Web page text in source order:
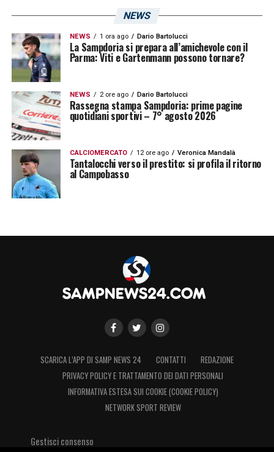
NEWS
NEWS 1 ora ago Dario Bartolucci
La Sampdoria si prepara all’amichevole con il
Parma: Viti e Gartenmann possono tornare?
NEWS 2 ore ago Dario Bartolucci
Rassegna stampa Sampdoria: prime pagine
quotidiani sportivi – 7° agosto 2026
CALCIOMERCATO 12 ore ago Veronica Mandalà
Tantalocchi verso il prestito: si profila il ritorno
al Campobasso
SCARICA L’APP DI SAMP NEWS 24 CONTATTI
REDAZIONE
PRIVACY POLICY E TRATTAMENTO DEI DATI PERSONALI
INFORMATIVA ESTESA SUI COOKIE (COOKIE POLICY)
NETWORK SPORT REVIEW
Gestisci consenso